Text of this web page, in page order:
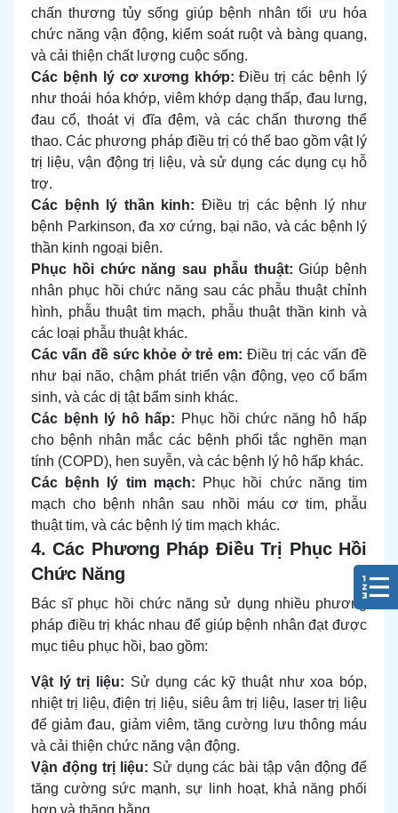
chấn thương tủy sống giúp bệnh nhân tối ưu hóa
chức năng vận động, kiểm soát ruột và bàng quang,
và cải thiện chất lượng cuộc sống.
Các bệnh lý cơ xương khớp: Điều trị các bệnh lý
như thoái hóa khớp, viêm khớp dạng thấp, đau lưng,
đau cổ, thoát vị đĩa đệm, và các chấn thương thể
thao. Các phương pháp điều trị có thể bao gồm vật lý
trị liệu, vận động trị liệu, và sử dụng các dụng cụ hỗ
trợ.
Các bệnh lý thần kinh: Điều trị các bệnh lý như
bệnh Parkinson, đa xơ cứng, bại não, và các bệnh lý
thần kinh ngoại biên.
Phục hồi chức năng sau phẫu thuật: Giúp bệnh
nhân phục hồi chức năng sau các phẫu thuật chỉnh
hình, phẫu thuật tim mạch, phẫu thuật thần kinh và
các loại phẫu thuật khác.
Các vấn đề sức khỏe ở trẻ em: Điều trị các vấn đề
như bại não, chậm phát triển vận động, vẹo cổ bẩm
sinh, và các dị tật bẩm sinh khác.
Các bệnh lý hô hấp: Phục hồi chức năng hô hấp
cho bệnh nhân mắc các bệnh phổi tắc nghẽn mạn
tính (COPD), hen suyễn, và các bệnh lý hô hấp khác.
Các bệnh lý tim mạch: Phục hồi chức năng tim
mạch cho bệnh nhân sau nhồi máu cơ tim, phẫu
thuật tim, và các bệnh lý tim mạch khác.
4. Các Phương Pháp Điều Trị Phục Hồi
Chức Năng
Bác sĩ phục hồi chức năng sử dụng nhiều phương
pháp điều trị khác nhau để giúp bệnh nhân đạt được
mục tiêu phục hồi, bao gồm:
Vật lý trị liệu: Sử dụng các kỹ thuật như xoa bóp,
nhiệt trị liệu, điện trị liệu, siêu âm trị liệu, laser trị liệu
để giảm đau, giảm viêm, tăng cường lưu thông máu
và cải thiện chức năng vận động.
Vận động trị liệu: Sử dụng các bài tập vận động để
tăng cường sức mạnh, sự linh hoạt, khả năng phối
hợp và thăng bằng.